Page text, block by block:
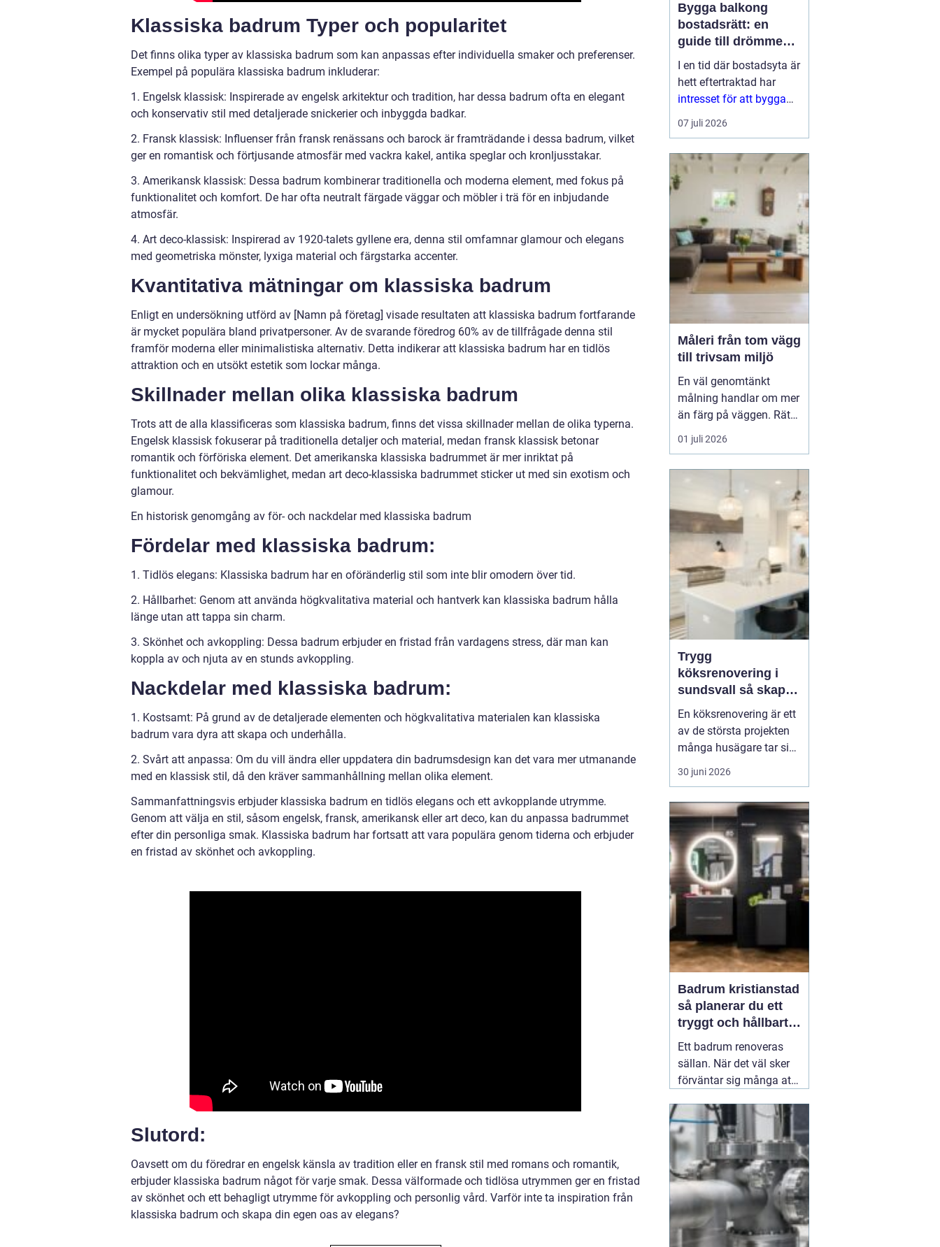
Klassiska badrum Typer och popularitet
Det finns olika typer av klassiska badrum som kan anpassas efter individuella smaker och preferenser.
Exempel på populära klassiska badrum inkluderar:
1. Engelsk klassisk: Inspirerade av engelsk arkitektur och tradition, har dessa badrum ofta en elegant
och konservativ stil med detaljerade snickerier och inbyggda badkar.
2. Fransk klassisk: Influenser från fransk renässans och barock är framträdande i dessa badrum, vilket
ger en romantisk och förtjusande atmosfär med vackra kakel, antika speglar och kronljusstakar.
3. Amerikansk klassisk: Dessa badrum kombinerar traditionella och moderna element, med fokus på
funktionalitet och komfort. De har ofta neutralt färgade väggar och möbler i trä för en inbjudande
atmosfär.
4. Art deco-klassisk: Inspirerad av 1920-talets gyllene era, denna stil omfamnar glamour och elegans
med geometriska mönster, lyxiga material och färgstarka accenter.
Kvantitativa mätningar om klassiska badrum
Enligt en undersökning utförd av [Namn på företag] visade resultaten att klassiska badrum fortfarande
är mycket populära bland privatpersoner. Av de svarande föredrog 60% av de tillfrågade denna stil
framför moderna eller minimalistiska alternativ. Detta indikerar att klassiska badrum har en tidlös
attraktion och en utsökt estetik som lockar många.
Skillnader mellan olika klassiska badrum
Trots att de alla klassificeras som klassiska badrum, finns det vissa skillnader mellan de olika typerna.
Engelsk klassisk fokuserar på traditionella detaljer och material, medan fransk klassisk betonar
romantik och förföriska element. Det amerikanska klassiska badrummet är mer inriktat på
funktionalitet och bekvämlighet, medan art deco-klassiska badrummet sticker ut med sin exotism och
glamour.
En historisk genomgång av för- och nackdelar med klassiska badrum
Fördelar med klassiska badrum:
1. Tidlös elegans: Klassiska badrum har en oföränderlig stil som inte blir omodern över tid.
2. Hållbarhet: Genom att använda högkvalitativa material och hantverk kan klassiska badrum hålla
länge utan att tappa sin charm.
3. Skönhet och avkoppling: Dessa badrum erbjuder en fristad från vardagens stress, där man kan
koppla av och njuta av en stunds avkoppling.
Nackdelar med klassiska badrum:
1. Kostsamt: På grund av de detaljerade elementen och högkvalitativa materialen kan klassiska
badrum vara dyra att skapa och underhålla.
2. Svårt att anpassa: Om du vill ändra eller uppdatera din badrumsdesign kan det vara mer utmanande
med en klassisk stil, då den kräver sammanhållning mellan olika element.
Sammanfattningsvis erbjuder klassiska badrum en tidlös elegans och ett avkopplande utrymme.
Genom att välja en stil, såsom engelsk, fransk, amerikansk eller art deco, kan du anpassa badrummet
efter din personliga smak. Klassiska badrum har fortsatt att vara populära genom tiderna och erbjuder
en fristad av skönhet och avkoppling.
Slutord:
Oavsett om du föredrar en engelsk känsla av tradition eller en fransk stil med romans och romantik,
erbjuder klassiska badrum något för varje smak. Dessa välformade och tidlösa utrymmen ger en fristad
av skönhet och ett behagligt utrymme för avkoppling och personlig vård. Varför inte ta inspiration från
klassiska badrum och skapa din egen oas av elegans?
Bygga balkong
bostadsrätt: en
guide till drömmen
om extra yta
I en tid där bostadsyta är
hett eftertraktad har
intresset för att bygga
balkong
bostadsrättsförening
balkon...
07 juli 2026
Måleri från tom vägg
till trivsam miljö
En väl genomtänkt
målning handlar om mer
än färg på väggen. Rätt
kulörer, noggrant
underarbete och en
förändra hur ett hem
eller en arbetsplats
upplevs. Med
måleri
går
det att s...
01 juli 2026
Trygg
köksrenovering i
sundsvall så skapar
du ett kök som
håller länge
En köksrenovering är ett
av de största projekten
många husägare tar sig
an. Kostnaderna är ofta
höga, arbetet påverkar
ska hålla i många år. För
den som planerar
köksrenovering...
30 juni 2026
Badrum kristianstad
så planerar du ett
tryggt och hållbart
badrumsprojekt
Ett badrum renoveras
sällan. När det väl sker
förväntar sig många att
2030 år. Därför spelar
planering, materialval
och val av hantverkare
stor roll. För den som
funderar på03 juni 2026